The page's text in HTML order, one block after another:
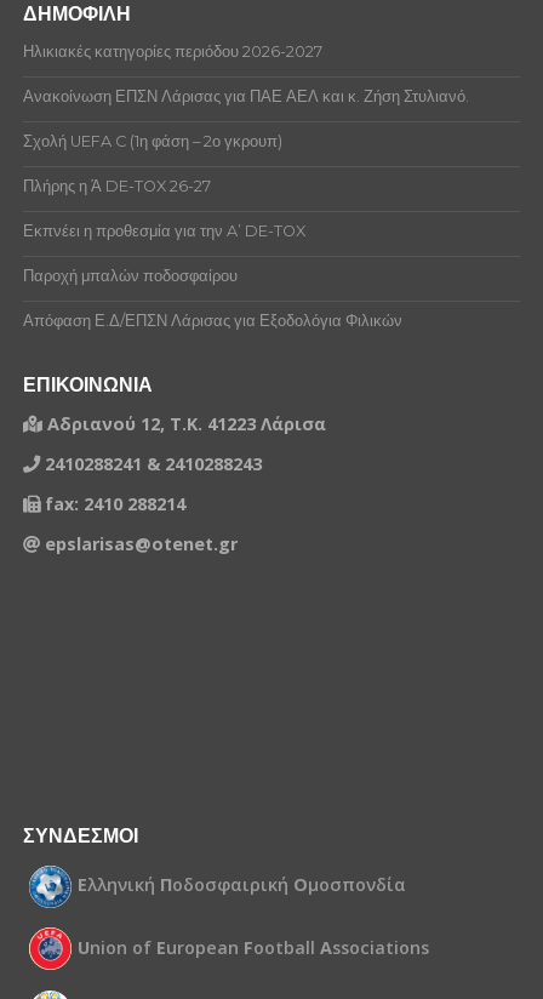
ΔΗΜΟΦΙΛΗ
Ηλικιακές κατηγορίες περιόδου 2026-2027
Ανακοίνωση ΕΠΣΝ Λάρισας για ΠΑΕ ΑΕΛ και κ. Ζήση Στυλιανό.
Σχολή UEFA C (1η φάση – 2ο γκρουπ)
Πλήρης η Ά DE-TOX 26-27
Εκπνέει η προθεσμία για την A’ DE-TOX
Παροχή μπαλών ποδοσφαίρου
Απόφαση Ε.Δ/ΕΠΣΝ Λάρισας για Εξοδολόγια Φιλικών
ΕΠΙΚΟΙΝΩΝΙΑ
Αδριανού 12, Τ.Κ. 41223 Λάρισα
2410288241 & 2410288243
fax: 2410 288214
epslarisas@otenet.gr
ΣΥΝΔΕΣΜΟΙ
Ελληνική Ποδοσφαιρική Ομοσπονδία
Union of European Football Associations